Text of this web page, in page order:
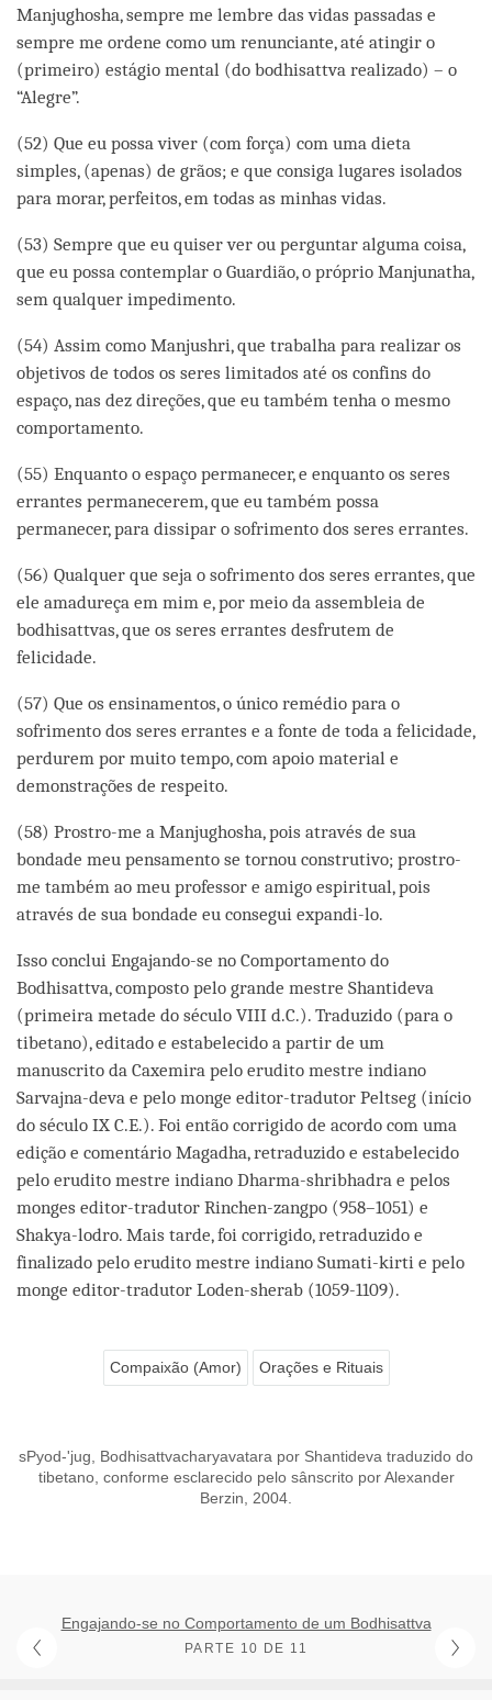
Manjughosha, sempre me lembre das vidas passadas e
sempre me ordene como um renunciante, até atingir o
(primeiro) estágio mental (do bodhisattva realizado) – o
“Alegre”.
(52) Que eu possa viver (com força) com uma dieta
simples, (apenas) de grãos; e que consiga lugares isolados
para morar, perfeitos, em todas as minhas vidas.
(53) Sempre que eu quiser ver ou perguntar alguma coisa,
que eu possa contemplar o Guardião, o próprio Manjunatha,
sem qualquer impedimento.
(54) Assim como Manjushri, que trabalha para realizar os
objetivos de todos os seres limitados até os confins do
espaço, nas dez direções, que eu também tenha o mesmo
comportamento.
(55) Enquanto o espaço permanecer, e enquanto os seres
errantes permanecerem, que eu também possa
permanecer, para dissipar o sofrimento dos seres errantes.
(56) Qualquer que seja o sofrimento dos seres errantes, que
ele amadureça em mim e, por meio da assembleia de
bodhisattvas, que os seres errantes desfrutem de
felicidade.
(57) Que os ensinamentos, o único remédio para o
sofrimento dos seres errantes e a fonte de toda a felicidade,
perdurem por muito tempo, com apoio material e
demonstrações de respeito.
(58) Prostro-me a Manjughosha, pois através de sua
bondade meu pensamento se tornou construtivo; prostro-
me também ao meu professor e amigo espiritual, pois
através de sua bondade eu consegui expandi-lo.
Isso conclui Engajando-se no Comportamento do
Bodhisattva, composto pelo grande mestre Shantideva
(primeira metade do século VIII d.C.). Traduzido (para o
tibetano), editado e estabelecido a partir de um
manuscrito da Caxemira pelo erudito mestre indiano
Sarvajna-deva e pelo monge editor-tradutor Peltseg (início
do século IX C.E.). Foi então corrigido de acordo com uma
edição e comentário Magadha, retraduzido e estabelecido
pelo erudito mestre indiano Dharma-shribhadra e pelos
monges editor-tradutor Rinchen-zangpo (958–1051) e
Shakya-lodro. Mais tarde, foi corrigido, retraduzido e
finalizado pelo erudito mestre indiano Sumati-kirti e pelo
monge editor-tradutor Loden-sherab (1059-1109).
Compaixão (Amor) Orações e Rituais
sPyod-'jug, Bodhisattvacharyavatara por Shantideva traduzido do
tibetano, conforme esclarecido pelo sânscrito por Alexander
Berzin, 2004.
Engajando-se no Comportamento de um Bodhisattva
PARTE 10 DE 11